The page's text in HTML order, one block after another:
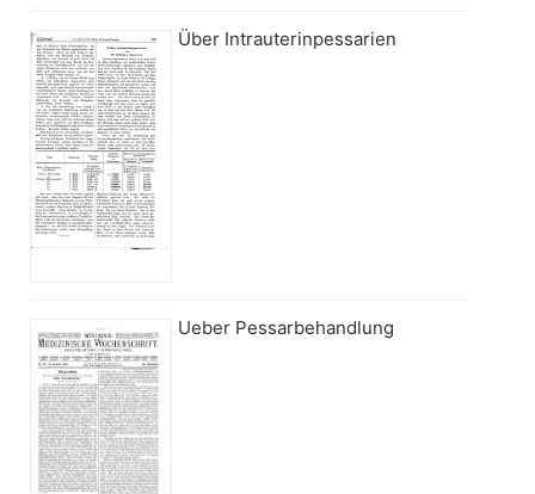
Über Intrauterinpessarien
Ueber Pessarbehandlung